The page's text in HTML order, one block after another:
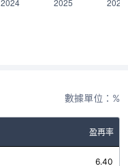
數據單位：%
盈再率
6.40